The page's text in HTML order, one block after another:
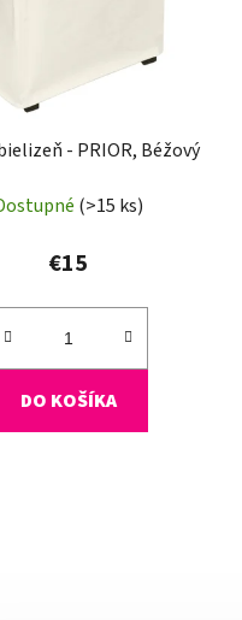
- PRIOR, Béžový
(>15 ks)
€15
DO KOŠÍKA